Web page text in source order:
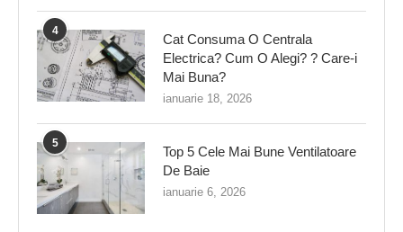
4
Cat Consuma O Centrala
Electrica? Cum O Alegi? ? Care-i
Mai Buna?
ianuarie 18, 2026
5
Top 5 Cele Mai Bune Ventilatoare
De Baie
ianuarie 6, 2026